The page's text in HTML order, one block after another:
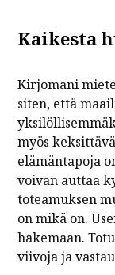
Kaikesta
Kirjomani
siten, että
myös
elämäntapoja
voivan auttaa
toteamuksen
on mikä on.
hakemaan.
viivoja ja